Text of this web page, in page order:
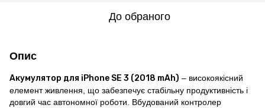
До обраного
Опис
Акумулятор для iPhone SE 3 (2018 mAh) – високоякісний
елемент живлення, що забезпечує стабільну продуктивність і
довгий час автономної роботи. Вбудований контролер